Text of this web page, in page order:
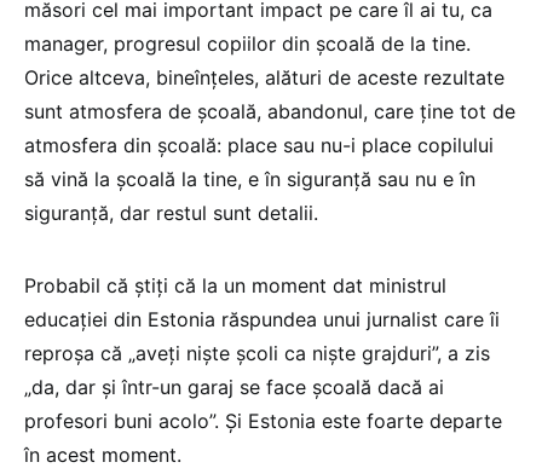
măsori cel mai important impact pe care îl ai tu, ca
manager, progresul copiilor din școală de la tine.
Orice altceva, bineînțeles, alături de aceste rezultate
sunt atmosfera de școală, abandonul, care ține tot de
atmosfera din școală: place sau nu-i place copilului
să vină la școală la tine, e în siguranță sau nu e în
siguranță, dar restul sunt detalii.
Probabil că știți că la un moment dat ministrul
educației din Estonia răspundea unui jurnalist care îi
reproșa că „aveți niște școli ca niște grajduri”, a zis
„da, dar și într-un garaj se face școală dacă ai
profesori buni acolo”. Și Estonia este foarte departe
în acest moment.